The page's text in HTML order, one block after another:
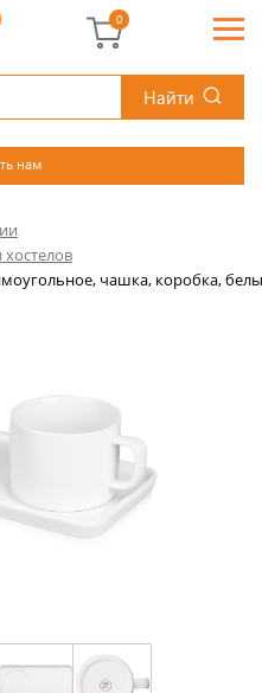
Найти
нам
0
чашка, коробка,